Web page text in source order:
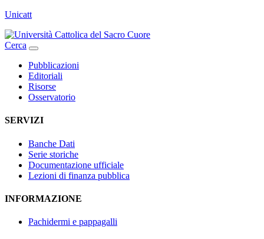
Unicatt
Cerca
Pubblicazioni
Editoriali
Risorse
Osservatorio
SERVIZI
Banche Dati
Serie storiche
Documentazione ufficiale
Lezioni di finanza pubblica
INFORMAZIONE
Pachidermi e pappagalli